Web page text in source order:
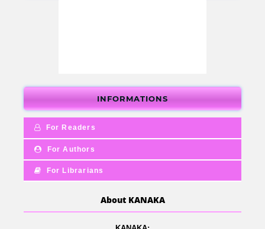
INFORMATIONS
For Readers
For Authors
For Librarians
About KANAKA